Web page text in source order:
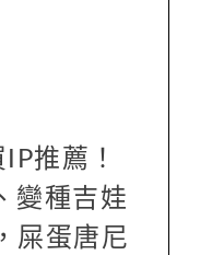
推薦！
變種吉娃
屎蛋唐尼